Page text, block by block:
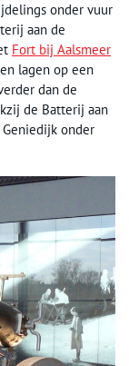
onder vuur
aan de
Fort bij Aalsmeer
lagen op een
dan de
de Batterij aan
onder